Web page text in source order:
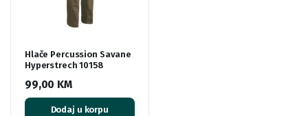
Hlače Percussion Savane
Hyperstrech 10158
99,00 KM
Dodaj u korpu